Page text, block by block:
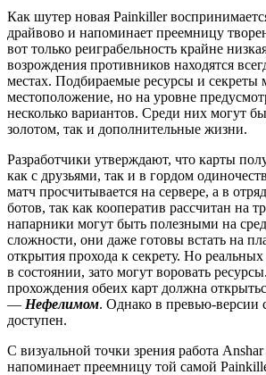
Как шутер новая Painkiller
драйвово и напоминает преемницу
вот только реиграбельность крайне
возрождения противников находятся
местах. Подбираемые ресурсы и секреты
местоположение, но на уровне
несколько вариантов. Среди них могут
золотом, так и дополнительные жизни.
Разработчики утверждают, что карты
как с друзьями, так и в гордом
матч просчитывается на сервере, а в
ботов, так как кооператив рассчитан на
напарники могут быть полезными на
сложности, они даже готовы встать на
открытия прохода к секрету. Но
в состоянии, зато могут воровать
прохождения обеих карт должна
— Нефелимом. Однако в превью-версии
доступен.
С визуальной точки зрения работа
напоминает преемницу той самой